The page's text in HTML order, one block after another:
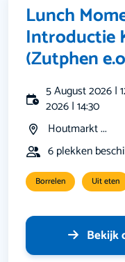
Lunch
Introductie
(Zutphen
5 August 2026 |
2026 | 14:30
Houtmarkt ...
6 plekken
Borrelen Uit eten
Bekijk